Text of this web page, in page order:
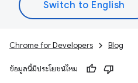
Chrome for Developers Blog
ข้อมูลนี้มีประโยชน์ไหม